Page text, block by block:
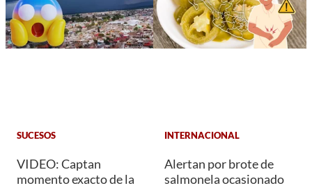
SUCESOS
VIDEO: Captan
momento exacto de la
INTERNACIONAL
Alertan por brote de
salmonela ocasionado